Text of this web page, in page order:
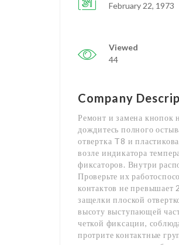
February 22, 1973
Viewed
44
Company
Ремонт и замена кнопок
дождитесь полного
отвертка T8 и
возле индикатора
фиксаторов. Внутри
Проверьте их
контактов не
защелки плоской
высоту выступающей
четкой фиксации,
протрите контактные